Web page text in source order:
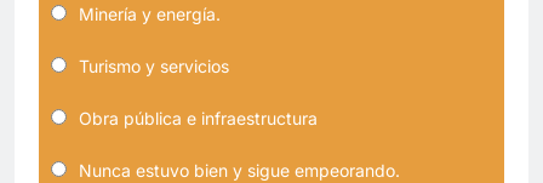
Minería y energía.
Turismo y servicios
Obra pública e infraestructura
Nunca estuvo bien y sigue empeorando.